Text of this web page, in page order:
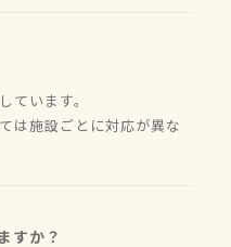
ています。
は施設ごとに対応が異な
すか？